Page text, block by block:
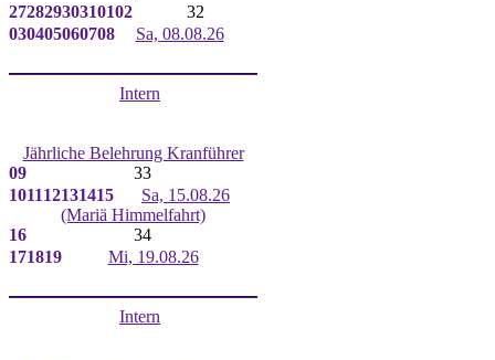
27282930310102
32
030405060708 Sa, 08.08.26
Intern
Jährliche Belehrung Kranführer
09
33
101112131415
Sa, 15.08.26
(Mariä Himmelfahrt)
16
34
171819 Mi, 19.08.26
Intern